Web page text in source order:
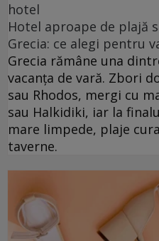
hotel
Hotel aproape de plajă
Grecia: ce alegi pentru
Grecia rămâne una
vacanța de vară. Zbori
sau Rhodos, mergi cu
sau Halkidiki, iar la
mare limpede, plaje
taverne.